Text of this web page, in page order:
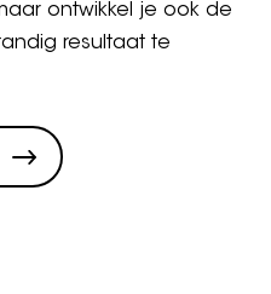
ontwikkel je ook de
resultaat te